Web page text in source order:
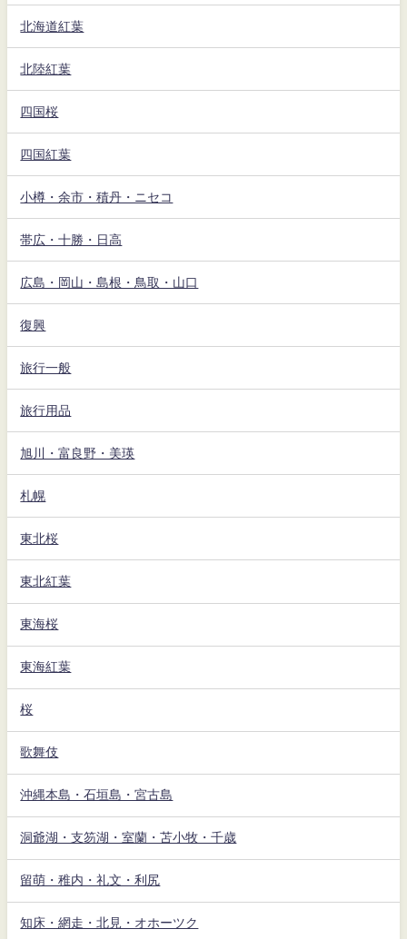
北海道紅葉
北陸紅葉
四国桜
四国紅葉
小樽・余市・積丹・ニセコ
帯広・十勝・日高
広島・岡山・島根・鳥取・山口
復興
旅行一般
旅行用品
旭川・富良野・美瑛
札幌
東北桜
東北紅葉
東海桜
東海紅葉
桜
歌舞伎
沖縄本島・石垣島・宮古島
洞爺湖・支笏湖・室蘭・苫小牧・千歳
留萌・稚内・礼文・利尻
知床・網走・北見・オホーツク